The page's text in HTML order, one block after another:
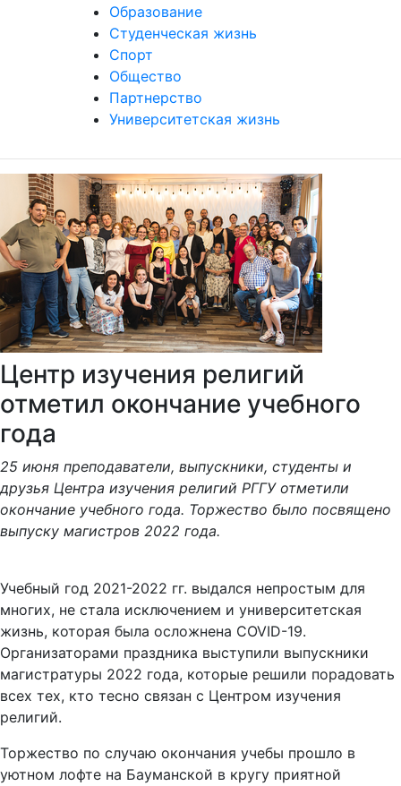
Образование
Студенческая жизнь
Спорт
Общество
Партнерство
Университетская жизнь
Центр изучения религий
отметил окончание учебного
года
25 июня преподаватели, выпускники, студенты и
друзья Центра изучения религий РГГУ отметили
окончание учебного года. Торжество было посвящено
выпуску магистров 2022 года.
Учебный год 2021-2022 гг. выдался непростым для
многих, не стала исключением и университетская
жизнь, которая была осложнена COVID-19.
Организаторами праздника выступили выпускники
магистратуры 2022 года, которые решили порадовать
всех тех, кто тесно связан с Центром изучения
религий.
Торжество по случаю окончания учебы прошло в
уютном лофте на Бауманской в кругу приятной